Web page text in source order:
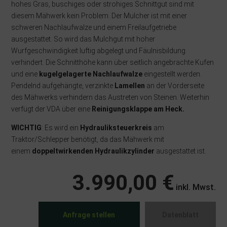
hohes Gras, buschiges oder strohiges Schnittgut sind mit
diesem Mähwerk kein Problem. Der Mulcher ist mit einer
schweren Nachlaufwalze und einem Freilaufgetriebe
ausgestattet. So wird das Mulchgut mit hoher
Wurfgeschwindigkeit luftig abgelegt und Fäulnisbildung
verhindert. Die Schnitthöhe kann über seitlich angebrachte Kufen
und eine kugelgelagerte Nachlaufwalze eingestellt werden.
Pendelnd aufgehängte, verzinkte Lamellen an der Vorderseite
des Mähwerks verhindern das Austreten von Steinen. Weiterhin
verfügt der VDA über eine Reinigungsklappe am Heck.
WICHTIG: Es wird ein Hydrauliksteuerkreis am
Traktor/Schlepper benötigt, da das Mähwerk mit
einem doppeltwirkenden Hydraulikzylinder ausgestattet ist.
3.990,00 € inkl. Mwst.
Anfrage stellen